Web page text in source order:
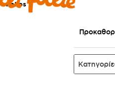
Kallos